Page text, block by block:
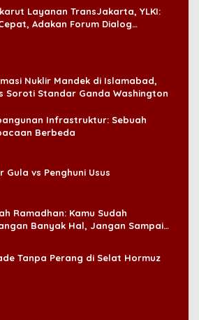
Layanan TransJakarta, YLKI:
Adakan Forum Dialog
Nuklir Mandek di Islamabad,
Soroti Standar Ganda Washington
Infrastruktur: Sebuah
Berbeda
Gula vs Penghuni Usus
Ramadhan: Kamu Sudah
Banyak Hal, Jangan Sampai
Tanpa Perang di Selat Hormuz